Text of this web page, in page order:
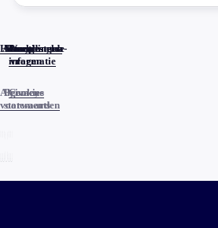
Home
Actueel
Uitzendingen
Reacties
Programma-
informatie
Veelgestelde
vragen
Algemene
voorwaarden
Privacy
statements
Cookies